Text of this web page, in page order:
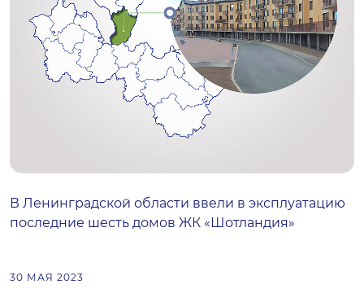
В Ленинградской области ввели в эксплуатацию
последние шесть домов ЖК «Шотландия»
30 МАЯ 2023